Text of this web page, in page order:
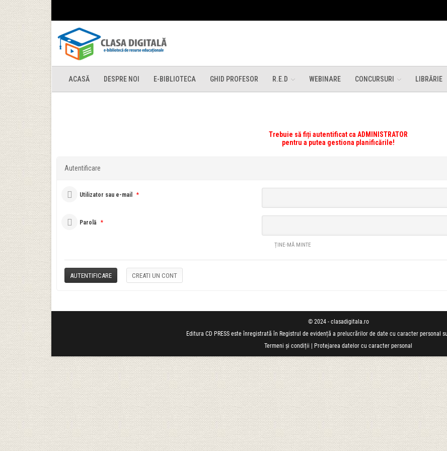
ACASĂ DESPRE NOI E-BIBLIOTECA GHID PROFESOR R.E.D WEBINARE CONCURSURI LIBRĂRIE
Trebuie să fiți autentificat ca ADMINISTRATOR
pentru a putea gestiona planificările!
Autentificare
Utilizator sau e-mail *
Parolă *
ȚINE-MĂ MINTE
© 2024 - clasadigitala.ro
Editura CD PRESS este înregistrată în Registrul de evidență a prelucrărilor de date cu caracter personal
Termeni și condiții
Protejarea datelor cu caracter personal